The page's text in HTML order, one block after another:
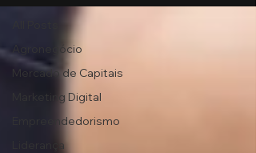
Agronegócio
Mercado de Capitais
Marketing Digital
Empreendedorismo
Liderança